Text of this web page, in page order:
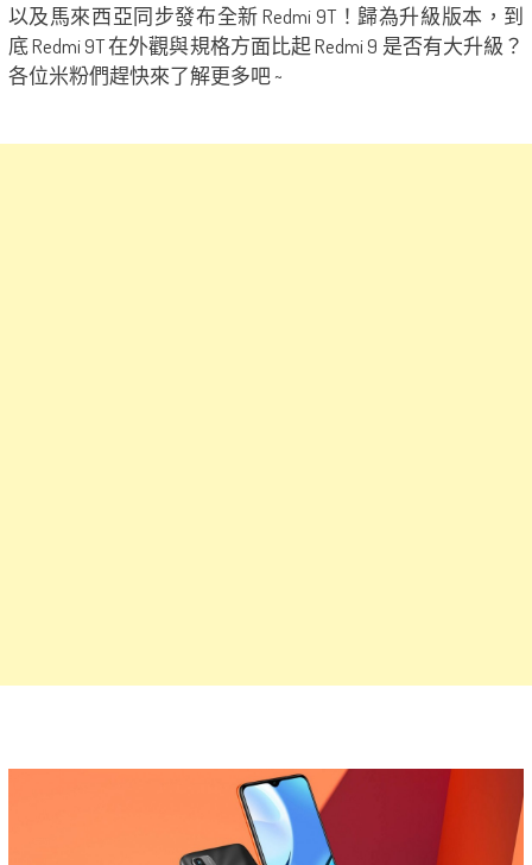
以及馬來西亞同步發布全新 Redmi 9T！歸為升級版本，到
底 Redmi 9T 在外觀與規格方面比起 Redmi 9 是否有大升級？
各位米粉們趕快來了解更多吧 ~